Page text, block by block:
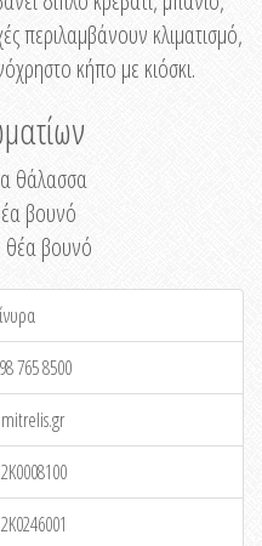
περιλαμβάνουν κλιματισμό,
κήπο με κιόσκι.
θάλασσα
βουνό
θέα βουνό
765 8500